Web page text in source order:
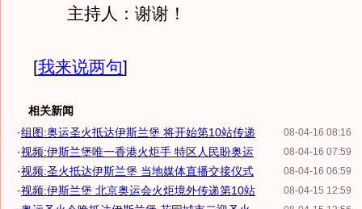
主持人：谢谢！
[我来说两句]
相关新闻
08-04-16 08:16
·组图:奥运圣火抵达伊斯兰堡 将开始第10站传递
08-04-16 07:59
·视频:伊斯兰堡唯一香港火炬手 特区人民盼奥运
08-04-16 06:59
·视频:圣火抵达伊斯兰堡 当地媒体直播交接仪式
08-04-15 12:59
·视频:伊斯兰堡 北京奥运会火炬境外传递第10站